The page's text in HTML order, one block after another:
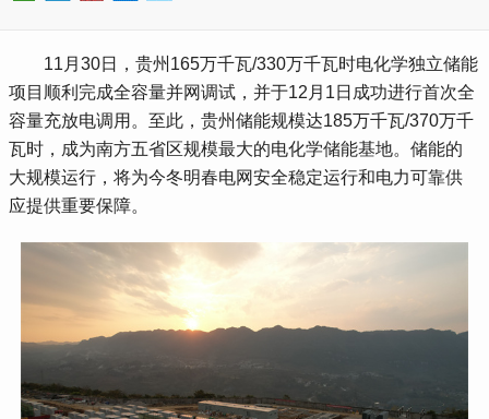
11月30日，贵州165万千瓦/330万千瓦时电化学独立储能
项目顺利完成全容量并网调试，并于12月1日成功进行首次全
容量充放电调用。至此，贵州储能规模达185万千瓦/370万千
瓦时，成为南方五省区规模最大的电化学储能基地。储能的
大规模运行，将为今冬明春电网安全稳定运行和电力可靠供
应提供重要保障。